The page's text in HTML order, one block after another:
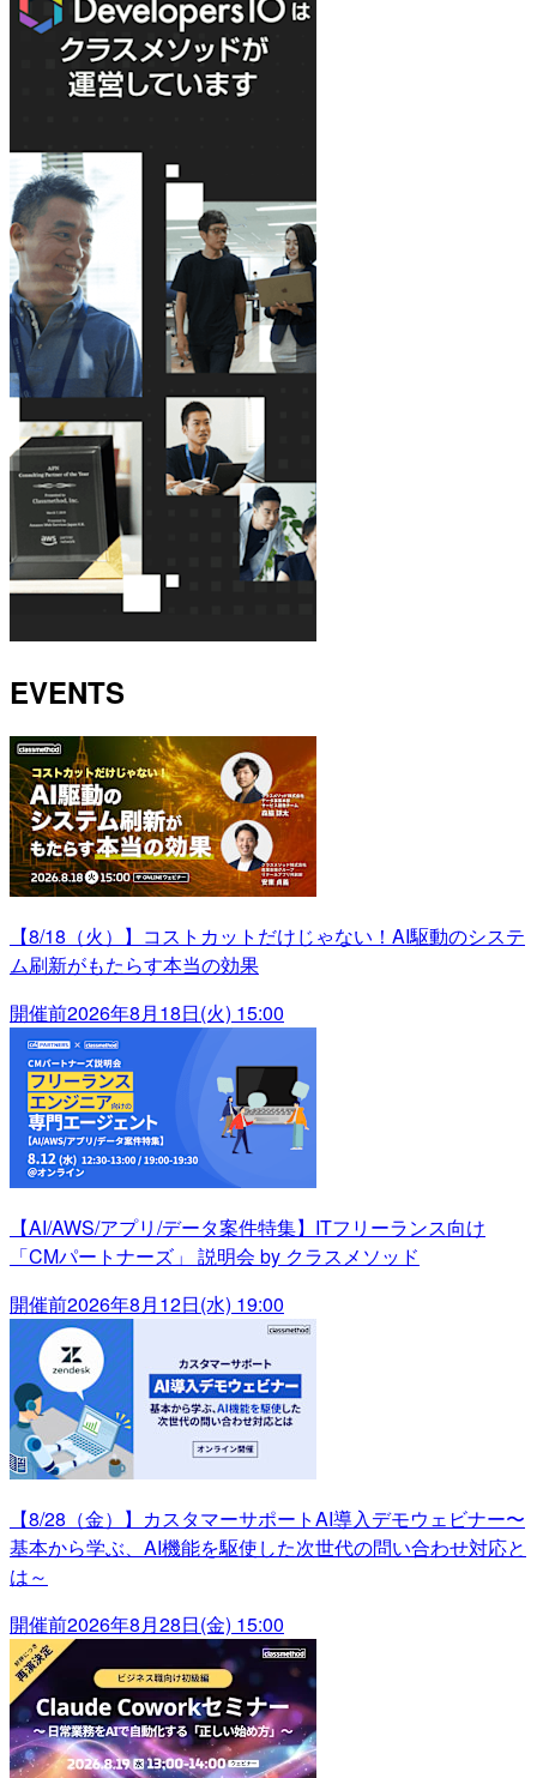
EVENTS
【8/18（火）】コストカットだけじゃない！AI駆動のシステ
ム刷新がもたらす本当の効果
開催前2026年8月18日(火) 15:00
【AI/AWS/アプリ/データ案件特集】ITフリーランス向け
「CMパートナーズ」 説明会 by クラスメソッド
開催前2026年8月12日(水) 19:00
【8/28（金）】カスタマーサポートAI導入デモウェビナー〜
基本から学ぶ、AI機能を駆使した次世代の問い合わせ対応と
は～
開催前2026年8月28日(金) 15:00